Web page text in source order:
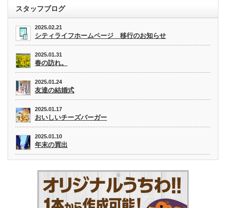
スタッフブログ
2025.02.21
シティライフホームページ 移行のお知らせ
2025.01.31
春の訪れ。
2025.01.24
友達の結婚式
2025.01.17
おいしいチーズバーガー
2025.01.10
年末の買出